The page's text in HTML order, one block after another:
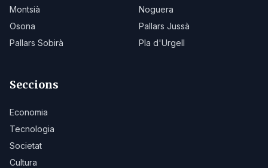
Montsià
Noguera
Osona
Pallars Jussà
Pallars Sobirà
Pla d'Urgell
Seccions
Economia
Tecnologia
Societat
Cultura